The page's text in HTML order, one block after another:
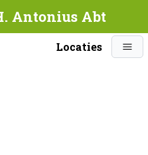
Antonius Abt
Locaties